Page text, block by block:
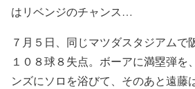
はリベンジのチャンス…
７月５日、同じマツダスタジアムで
１０８球８失点。ボーアに満塁弾を
ンズにソロを浴びて、そのあと遠藤